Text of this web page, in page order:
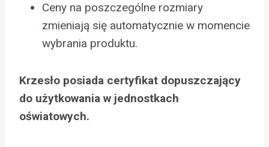
Ceny na poszczególne rozmiary
zmieniają się automatycznie w momencie
wybrania produktu.
Krzesło posiada certyfikat dopuszczający
do użytkowania w jednostkach
oświatowych.